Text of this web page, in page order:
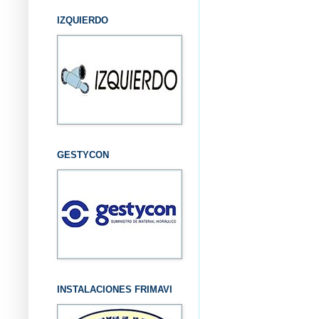
IZQUIERDO
GESTYCON
INSTALACIONES FRIMAVI